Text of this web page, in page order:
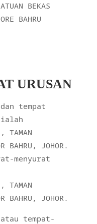
BEKAS
BAHRU
URUSAN
tempat
ialah
TAMAN
BAHRU, JOHOR.
menyurat
TAMAN
BAHRU, JOHOR.
tempat-